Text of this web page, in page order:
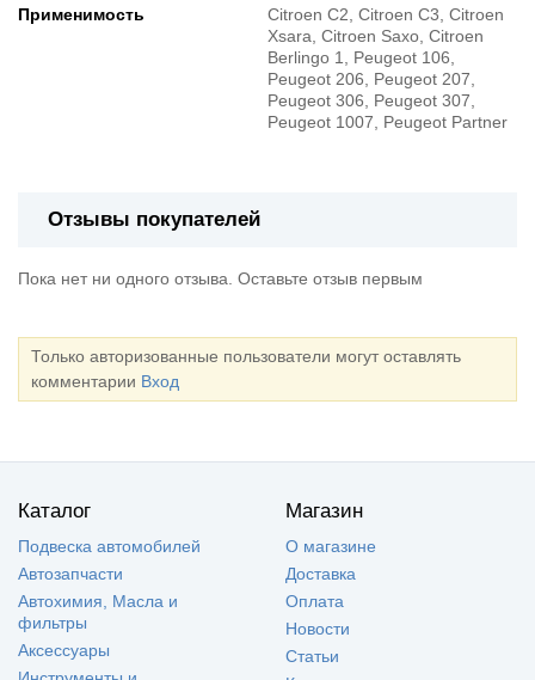
Применимость
Citroen C2, Citroen C3, Citroen
Xsara, Citroen Saxo, Citroen
Berlingo 1, Peugeot 106,
Peugeot 206, Peugeot 207,
Peugeot 306, Peugeot 307,
Peugeot 1007, Peugeot Partner
Отзывы покупателей
Пока нет ни одного отзыва. Оставьте отзыв первым
Только авторизованные пользователи могут оставлять
комментарии Вход
Каталог
Подвеска автомобилей
Автозапчасти
Автохимия, Масла и
фильтры
Аксессуары
Магазин
О магазине
Доставка
Оплата
Новости
Статьи